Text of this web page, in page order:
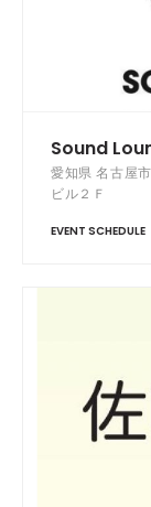
Sound
愛知県 名古屋
ビル２Ｆ
EVENT SCHEDULE